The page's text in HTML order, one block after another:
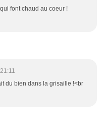
font chaud au coeur !
du bien dans la grisaille !<br